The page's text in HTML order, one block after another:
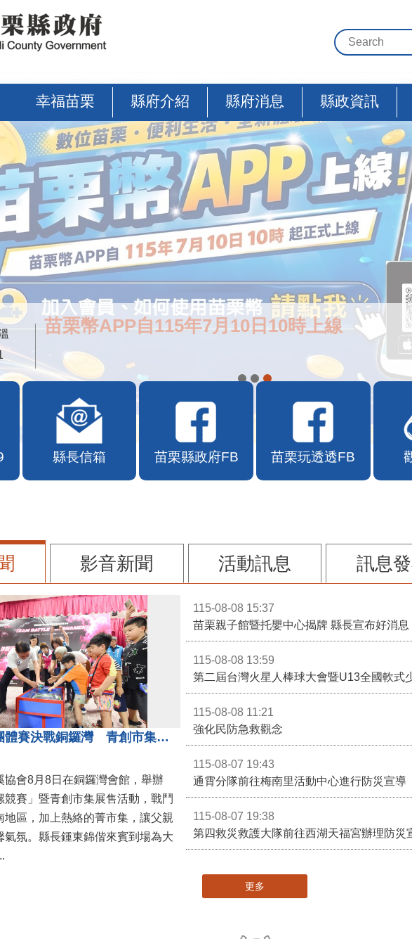
幸福苗栗 縣府介紹 縣府消息 縣政資訊
苗栗幣APP自115年7月10日10時上線
縣長信箱 苗栗縣政府FB 苗栗玩透透FB
影音新聞 活動訊息 訊息
3對3戰鬥陀螺團體賽決戰銅鑼灣 青創市集展售為父親節增添繽紛
會8月8日在銅鑼灣會館，舉辦
競賽」暨青創市集展售活動，戰鬥
地區，加上熱絡的菁市集，讓父親
氣氛。縣長鍾東錦偕來賓到場為大
氣 ...
115-08-08 15:37
苗栗親子館暨托嬰中心揭牌 縣長宣布好消
115-08-08 13:59
第二屆台灣火星人棒球大會暨U13全國軟式
115-08-08 11:21
強化民防急救觀念
115-08-07 19:43
通霄分隊前往梅南里活動中心進行防災宣導
115-08-07 19:38
第四救災救護大隊前往西湖天福宮辦理防災
更多